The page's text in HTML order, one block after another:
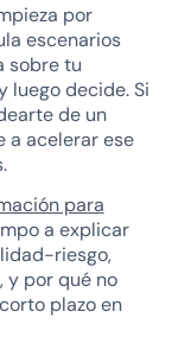
por
escenarios
sobre tu
luego decide. Si
de un
acelerar ese
para
a explicar
riesgo,
y por qué no
plazo en